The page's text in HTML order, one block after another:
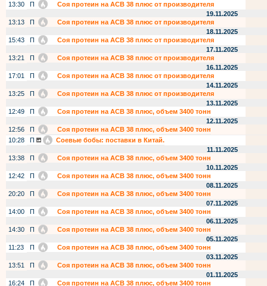
13:30
П
Соя протеин на АСВ 38 плюс от производителя
19.11.2025
13:13
П
Соя протеин на АСВ 38 плюс от производителя
18.11.2025
15:43
П
Соя протеин на АСВ 38 плюс от производителя
17.11.2025
13:21
П
Соя протеин на АСВ 38 плюс от производителя
16.11.2025
17:01
П
Соя протеин на АСВ 38 плюс от производителя
14.11.2025
13:25
П
Соя протеин на АСВ 38 плюс от производителя
13.11.2025
12:49
П
Соя протеин на АСВ 38 плюс, объем 3400 тонн
12.11.2025
12:56
П
Соя протеин на АСВ 38 плюс, объем 3400 тонн
10:28
П
Соевые бобы: поставки в Китай.
11.11.2025
13:38
П
Соя протеин на АСВ 38 плюс, объем 3400 тонн
10.11.2025
12:42
П
Соя протеин на АСВ 38 плюс, объем 3400 тонн
08.11.2025
20:20
П
Соя протеин на АСВ 38 плюс, объем 3400 тонн
07.11.2025
14:00
П
Соя протеин на АСВ 38 плюс, объем 3400 тонн
06.11.2025
14:30
П
Соя протеин на АСВ 38 плюс, объем 3400 тонн
05.11.2025
11:23
П
Соя протеин на АСВ 38 плюс, объем 3400 тонн
03.11.2025
13:51
П
Соя протеин на АСВ 38 плюс, объем 3400 тонн
01.11.2025
16:24
П Соя протеин на АСВ 38 плюс, объем 3400 тонн